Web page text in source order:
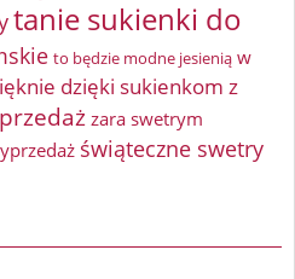
tanie sukienki do
to będzie modne jesienią w
dzięki sukienkom z
zara swetrym
świąteczne swetry